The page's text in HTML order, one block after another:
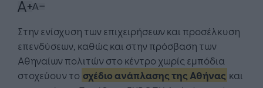
Στην ενίσχυση των επιχειρήσεων και προσέλκυση
επενδύσεων, καθώς και στην πρόσβαση των
Αθηναίων πολιτών στο κέντρο χωρίς εμπόδια
στοχεύουν το σχέδιο ανάπλασης της Αθήνας και